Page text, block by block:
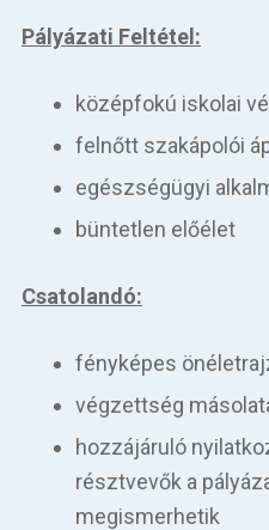
Pályázati Feltétel:
középfokú iskolai
felnőtt szakápolói
egészségügyi
büntetlen előélet
Csatolandó:
fényképes
végzettség
hozzájáruló
résztvevők a
megismerhetik